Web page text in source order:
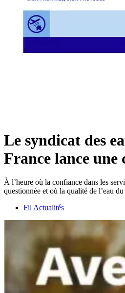
Le syndicat des
France lance une
À l’heure où la confiance dans les
questionnée et où la qualité de l’eau
Fil Actualités